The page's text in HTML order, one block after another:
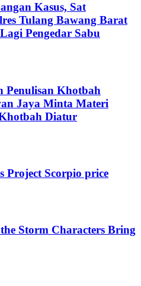
Kasus, Sat
Tulang Bawang Barat
Pengedar Sabu
Penulisan Khotbah
Jaya Minta Materi
Diatur
Project Scorpio price
Storm Characters Bring